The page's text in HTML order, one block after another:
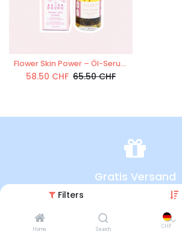
Filters
Home Search
CHF
Flower Skin Power – Öl-Serum 30ml
58.50 CHF 65.50CHF
Gratis Versand